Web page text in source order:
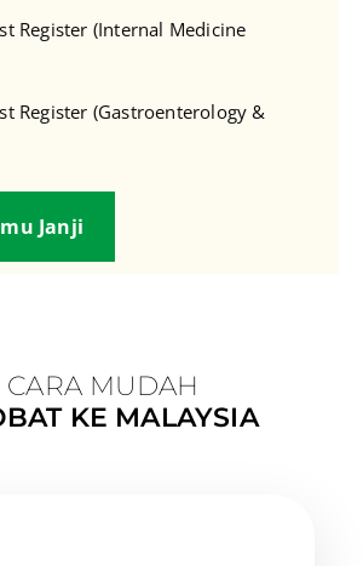
Register (Internal Medicine
Register (Gastroenterology &
Janji
CARA MUDAH
KE MALAYSIA